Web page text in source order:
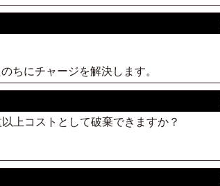
ちにチャージを解決します。
上コストとして破棄できますか？